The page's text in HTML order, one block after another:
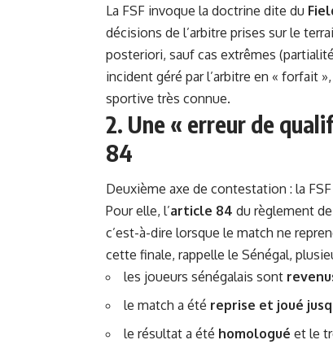
La FSF invoque la doctrine dite du
décisions de l’arbitre prises sur le
posteriori, sauf cas extrêmes
incident géré par l’arbitre en « forfait
sportive très connue.
2. Une « erreur de
84
Deuxième axe de contestation : la FSF
Pour elle, l’article 84 du règlement de
c’est-à-dire lorsque le match ne
cette finale, rappelle le Sénégal,
les joueurs sénégalais sont
le match a été reprise et joué
le résultat a été homologué et le